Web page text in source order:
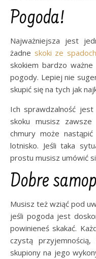
Pogoda!
Najważniejsza jest
żadne skoki ze
skokiem bardzo
pogody. Lepiej nie
skupić się na tych jak
Ich sprawdzalność
skoku musisz
chmury może
lotnisko. Jeśli taka
prostu musisz umówić
Dobre
Musisz też wziąć pod
jeśli pogoda jest
powinieneś skakać.
czystą
skupiony na jego